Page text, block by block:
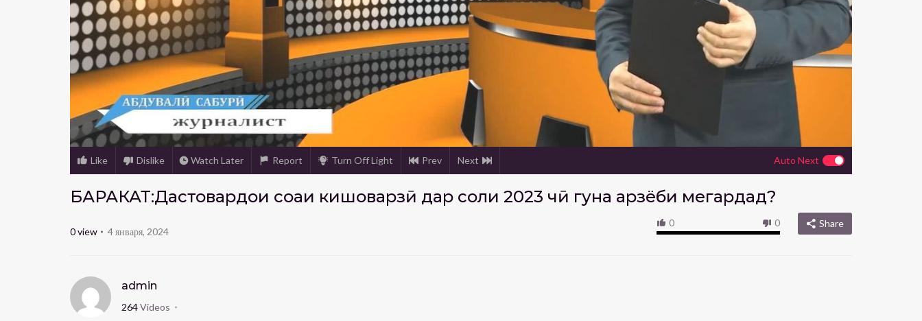
Like Dislike Watch Later Report Turn Off Light Prev Next Auto Next
БАРАКАТ:Дастовардҳои соҳаи кишоварзӣ дар соли 2023 чӣ гуна арзёби мегардад?
0view 4 января, 2024
0 0 Share
admin
264Videos